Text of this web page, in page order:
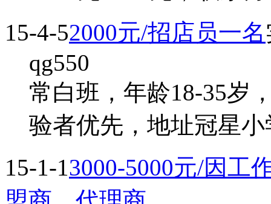
15-4-52000元/招店员一名
qg550
常白班，年龄18-35岁
验者优先，地址冠星
15-1-13000-5000元/因工